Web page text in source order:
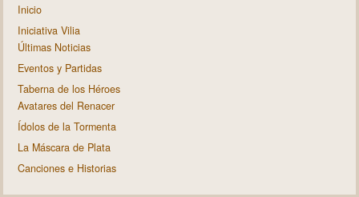
Inicio
Iniciativa Vilia
Últimas Noticias
Eventos y Partidas
Taberna de los Héroes
Avatares del Renacer
Ídolos de la Tormenta
La Máscara de Plata
Canciones e Historias